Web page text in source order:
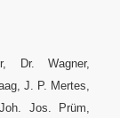
, Dr. Wagner,
,J. P. Mertes,
Joh. Jos. Prüm,